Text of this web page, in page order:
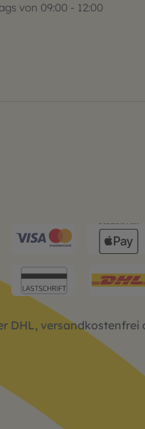
von 09:00 - 12:00
DHL, versandkostenfrei